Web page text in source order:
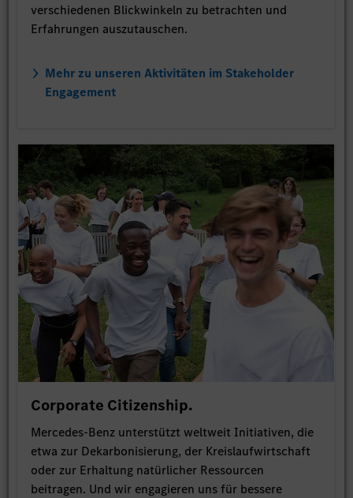
verschiedenen Blickwinkeln zu betrachten und
Erfahrungen auszutauschen.
Mehr zu unseren Aktivitäten im Stakeholder
Engagement
Corporate Citizenship.
Mercedes-Benz unterstützt weltweit Initiativen, die
etwa zur Dekarbonisierung, der Kreislaufwirtschaft
oder zur Erhaltung natürlicher Ressourcen
beitragen. Und wir engagieren uns für bessere